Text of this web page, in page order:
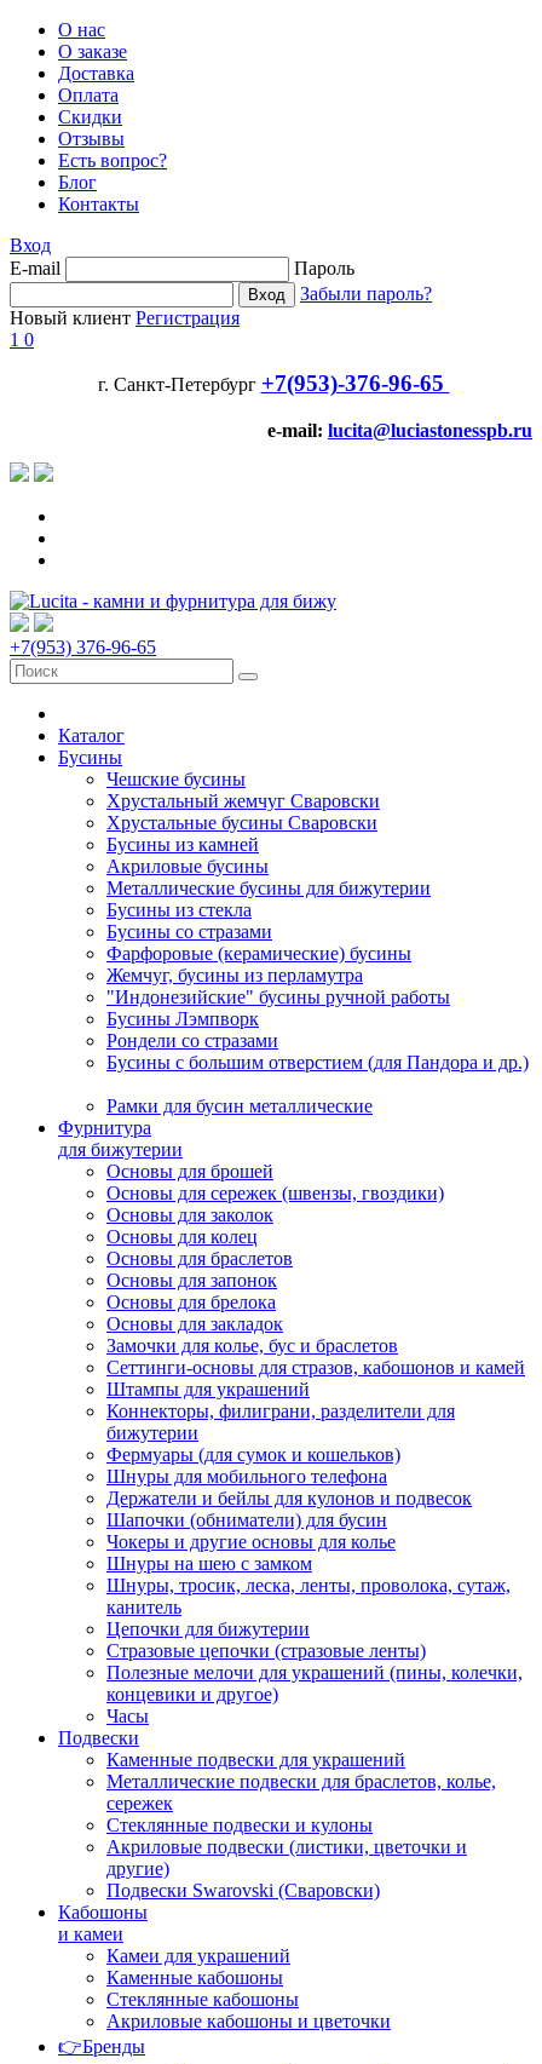
О нас
О заказе
Доставка
Оплата
Скидки
Отзывы
Есть вопрос?
Блог
Контакты
Вход
E-mail
Пароль
Забыли пароль?
Новый клиент Регистрация
1 0
г. Санкт-Петербург +7(953)-376-96-65
e-mail: lucita@luciastonesspb.ru
+7(953) 376-96-65
Каталог
Бусины
Чешские бусины
Хрустальный жемчуг Сваровски
Хрустальные бусины Сваровски
Бусины из камней
Акриловые бусины
Металлические бусины для бижутерии
Бусины из стекла
Бусины со стразами
Фарфоровые (керамические) бусины
Жемчуг, бусины из перламутра
"Индонезийские" бусины ручной работы
Бусины Лэмпворк
Рондели со стразами
Бусины с большим отверстием (для Пандора и др.)
Рамки для бусин металлические
Фурнитура
для бижутерии
Основы для брошей
Основы для сережек (швензы, гвоздики)
Основы для заколок
Основы для колец
Основы для браслетов
Основы для запонок
Основы для брелока
Основы для закладок
Замочки для колье, бус и браслетов
Сеттинги-основы для стразов, кабошонов и камей
Штампы для украшений
Коннекторы, филиграни, разделители для
бижутерии
Фермуары (для сумок и кошельков)
Шнуры для мобильного телефона
Держатели и бейлы для кулонов и подвесок
Шапочки (обниматели) для бусин
Чокеры и другие основы для колье
Шнуры на шею с замком
Шнуры, тросик, леска, ленты, проволока, сутаж,
канитель
Цепочки для бижутерии
Стразовые цепочки (стразовые ленты)
Полезные мелочи для украшений (пины, колечки,
концевики и другое)
Часы
Подвески
Каменные подвески для украшений
Металлические подвески для браслетов, колье,
сережек
Стеклянные подвески и кулоны
Акриловые подвески (листики, цветочки и
другие)
Подвески Swarovski (Сваровски)
Кабошоны
и камеи
Камеи для украшений
Каменные кабошоны
Стеклянные кабошоны
Акриловые кабошоны и цветочки
👉Бренды